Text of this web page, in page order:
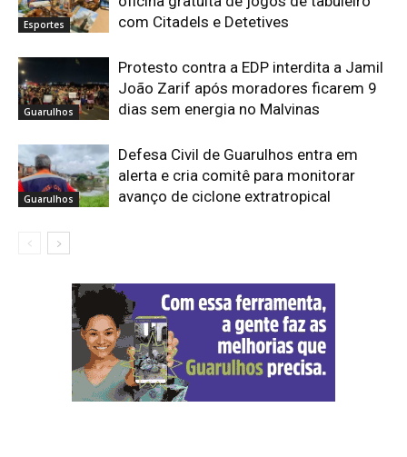
Esportes
com Citadels e Detetives
Guarulhos
Protesto contra a EDP interdita a Jamil
João Zarif após moradores ficarem 9
dias sem energia no Malvinas
Guarulhos
Defesa Civil de Guarulhos entra em
alerta e cria comitê para monitorar
avanço de ciclone extratropical